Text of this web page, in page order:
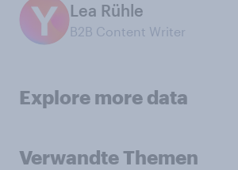
Lea Rühle
B2B Content Writer
Explore more data
Verwandte Themen